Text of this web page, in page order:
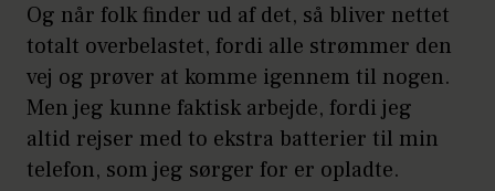
Og når folk finder ud af det, så bliver nettet
totalt overbelastet, fordi alle strømmer den
vej og prøver at komme igennem til nogen.
Men jeg kunne faktisk arbejde, fordi jeg
altid rejser med to ekstra batterier til min
telefon, som jeg sørger for er opladte.